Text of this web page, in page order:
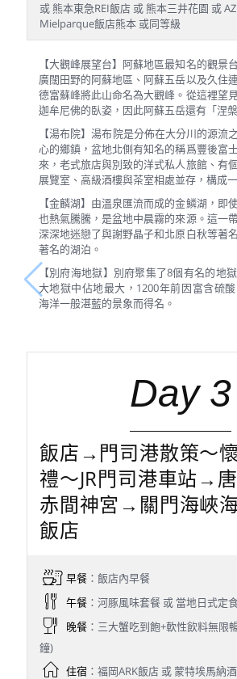
或 熊本東急REI飯店 或 熊本三井花園 或
Mielparque飯店熊本 或同等級
【大觀峰展望台】阿蘇地區最知名的觀景
廣闊田野的阿蘇地區、阿蘇五岳以及久住
德富蘇峰將此山命名為大觀峰。從這裡望
迦牟尼佛的臥姿，因此阿蘇五岳還有「涅
【湯布院】湯布院是分佈在大分川的源流
心的鄉鎮，盆地北側有知名的稱爲豐後富
來，老式旅店與別致的洋式私人旅館、有
展覽室、高級酒樓與茶室相處並存，構成
【金麟湖】由溫泉匯流而成的金鱗湖，即
也熱氣騰騰，是盆地中晨霧的來源。這一
深深地迷戀了與謝野晶子和北原白秋等著
著名的湖泊。
【別府海地獄】別府聚集了8個有名的地
大地獄中佔地最大，1200年前因富含硫
海洋一般湛藍的景象而得名。
Day 3
飯店→門司港散策～
禮～JR門司港車站→
赤間神宮→關門海峽
飯店
早餐：飯店內早餐
午餐：河豚風味套餐 或 當地日式定
晚餐：三大蟹吃到飽+軟性飲料無限
鐘)
住宿：福岡ARK飯店 或 蒙特埃馬納